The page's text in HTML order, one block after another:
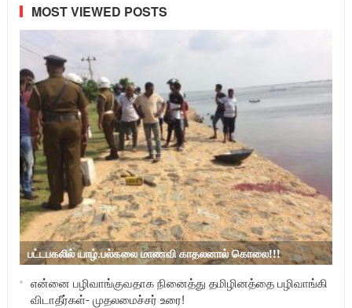
MOST VIEWED POSTS
பட்டபகலில் யாழ்.பல்கலை மாணவி காதலனால் கொலை!!!
என்னை பழிவாங்குவதாக நினைத்து தமிழினத்தை பழிவாங்கி
விடாதீர்கள்- முதலமைச்சர் உரை!